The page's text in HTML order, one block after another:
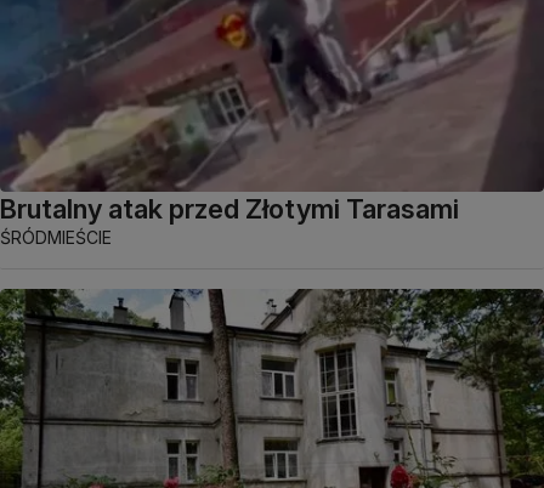
Brutalny atak przed Złotymi Tarasami
ŚRÓDMIEŚCIE